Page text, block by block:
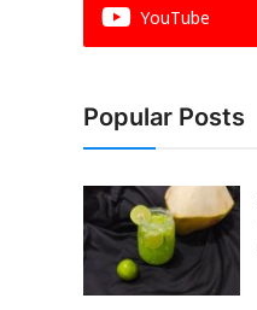
YouTube
Popular Posts